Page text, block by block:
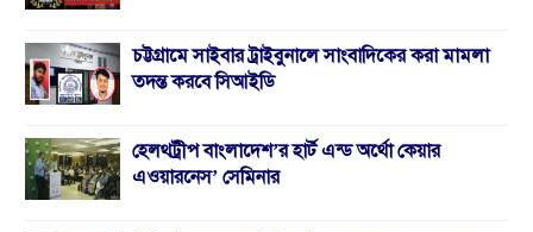
চট্টগ্রামে সাইবার ট্রাইবুনালে সাংবাদিকের করা মামলা
তদন্ত করবে সিআইডি
হেলথট্রীপ বাংলাদেশ’র হার্ট এন্ড অর্থো কেয়ার
এওয়ারনেস’ সেমিনার